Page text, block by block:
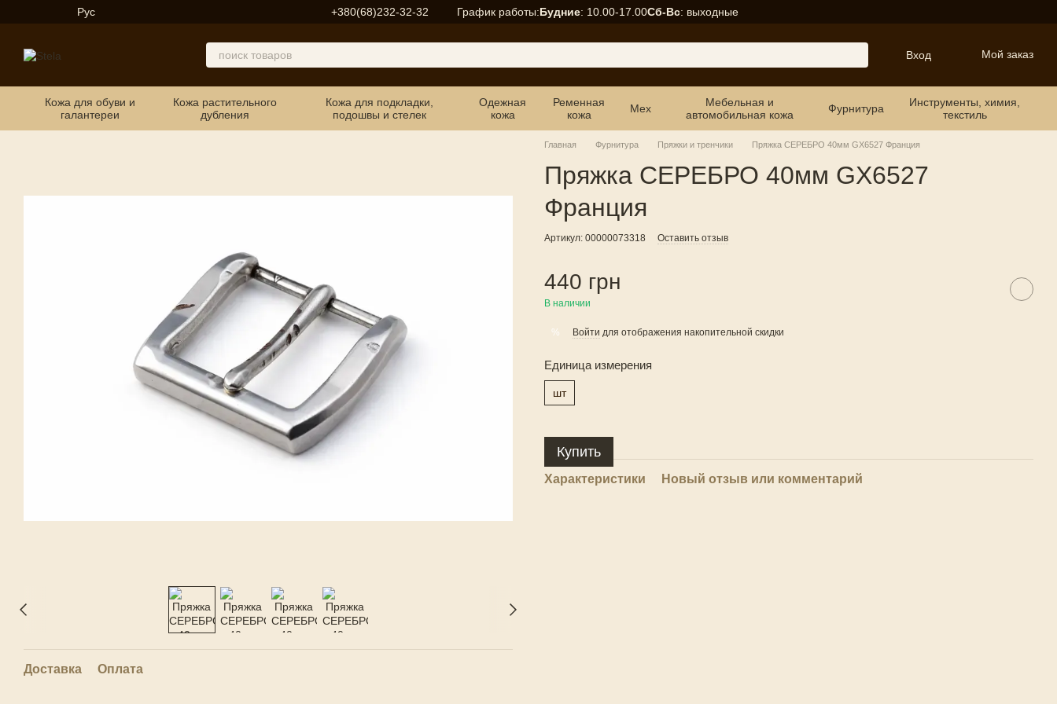
Перейти к основному контенту
Рус +380(68)232-32-32 График работы:Будние: 10.00-17.00Сб-Вс: выходные
Вход Мой заказ
Кожа для обуви и
галантереи
Кожа растительного
дубления
Кожа для подкладки,
подошвы и стелек
Одежная
кожа
Ременная
кожа
Мех
Мебельная и
автомобильная кожа
Фурнитура
Инструменты, химия,
текстиль
Доставка Оплата
Главная Фурнитура Пряжки и тренчики Пряжка СЕРЕБРО 40мм GX6527 Франция
Пряжка СЕРЕБРО 40мм GX6527
Франция
Артикул: 00000073318 Оставить отзыв
440 грн
В наличии
% Войти для отображения накопительной скидки
Единица измерения
шт
Купить
Характеристики Новый отзыв или комментарий